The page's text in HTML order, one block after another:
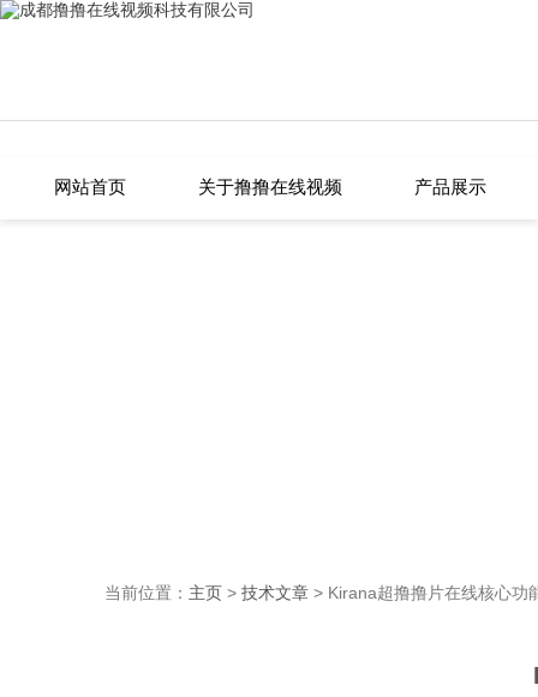
撸撸在线视频,撸撸片在线,撸撸小视
网站首页 关于撸撸在线视频 产品展示
当前位置： 主页> 技术文章> Kirana超撸撸片在线核心功